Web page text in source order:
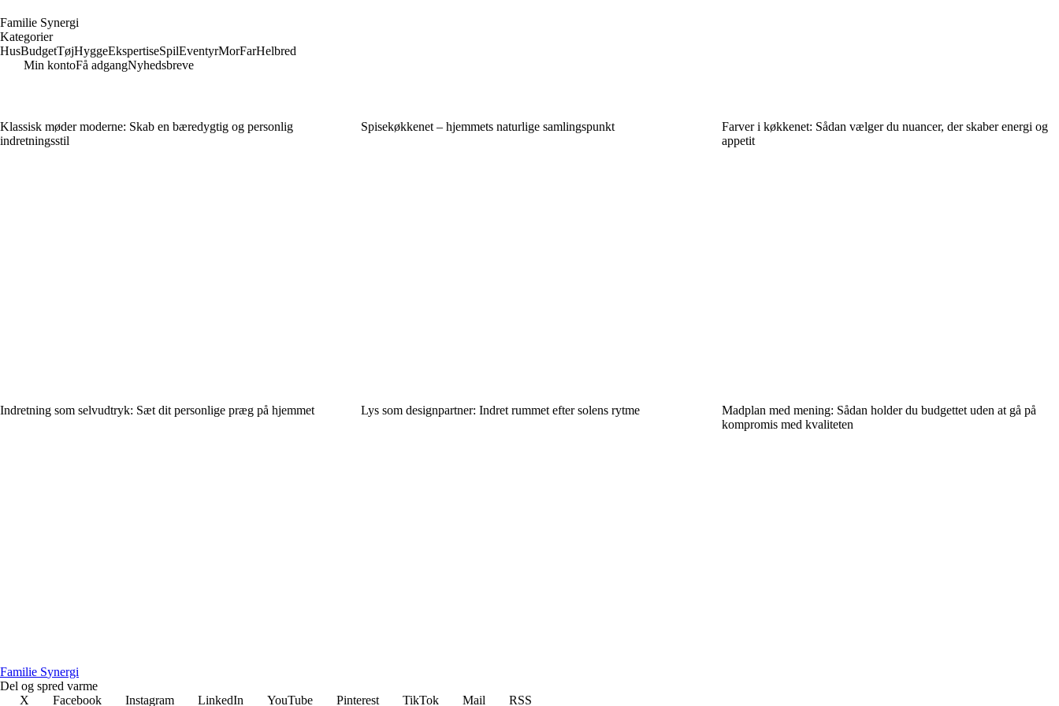
Familie Synergi
Kategorier
HusBudgetTøjHyggeEkspertiseSpilEventyrMorFarHelbred
Min kontoFå adgangNyhedsbreve
Klassisk møder moderne: Skab en bæredygtig og personlig
indretningsstil
Spisekøkkenet – hjemmets naturlige samlingspunkt
Farver i køkkenet: Sådan vælger du nuancer, der skaber energi og
appetit
Indretning som selvudtryk: Sæt dit personlige præg på hjemmet Lys som designpartner: Indret rummet efter solens rytme
Madplan med mening: Sådan holder du budgettet uden at gå på
kompromis med kvaliteten
Familie Synergi
Del og spred varme
X
Facebook Instagram LinkedIn YouTube Pinterest TikTok Mail RSS